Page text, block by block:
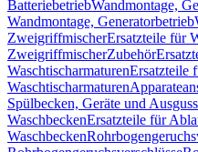
BatteriebetriebWandmontage,
Wandmontage, Generatorbetrieb
ZweigriffmischerErsatzteile für
ZweigriffmischerZubehör
WaschtischarmaturenErsatzteile
Waschtischarmaturen
Spülbecken, Geräte und
WaschbeckenErsatzteile für
Waschbecken